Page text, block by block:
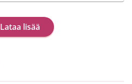
Lataa lisää